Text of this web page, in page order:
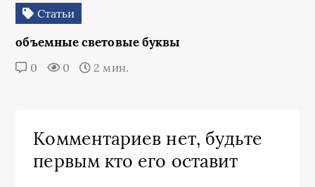
Статьи
объемные световые буквы
0 0 2 мин.
Комментариев нет, будьте
первым кто его оставит